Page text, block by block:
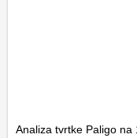
Analiza tvrtke Paligo